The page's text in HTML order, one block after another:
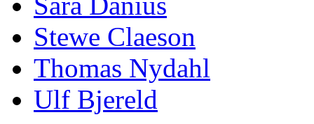
Stewe Claeson
Thomas Nydahl
Ulf Bjereld